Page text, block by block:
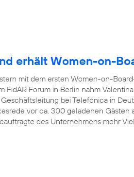
erhält Women-on-
mit dem ersten Women-on-
FidAR Forum in Berlin nahm
bei Telefónica in
vor ca. 300 geladenen Gästen
des Unternehmens mehr